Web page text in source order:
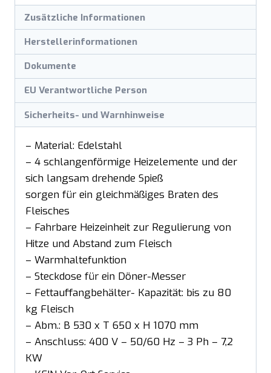
Zusätzliche Informationen
Herstellerinformationen
Dokumente
EU Verantwortliche Person
Sicherheits- und Warnhinweise
– Material: Edelstahl
– 4 schlangenförmige Heizelemente und der
sich langsam drehende Spieß
sorgen für ein gleichmäßiges Braten des
Fleisches
– Fahrbare Heizeinheit zur Regulierung von
Hitze und Abstand zum Fleisch
– Warmhaltefunktion
– Steckdose für ein Döner-Messer
– Fettauffangbehälter- Kapazität: bis zu 80
kg Fleisch
– Abm.: B 530 x T 650 x H 1070 mm
– Anschluss: 400 V – 50/60 Hz – 3 Ph – 7,2
KW